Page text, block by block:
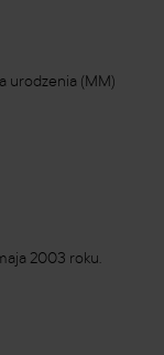
urodzenia (MM)
2003 roku.